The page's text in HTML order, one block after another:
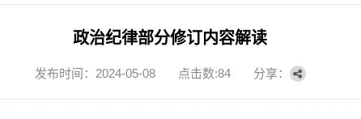
政治纪律部分修订内容解读
发布时间：2024-05-08 点击数:84 分享：